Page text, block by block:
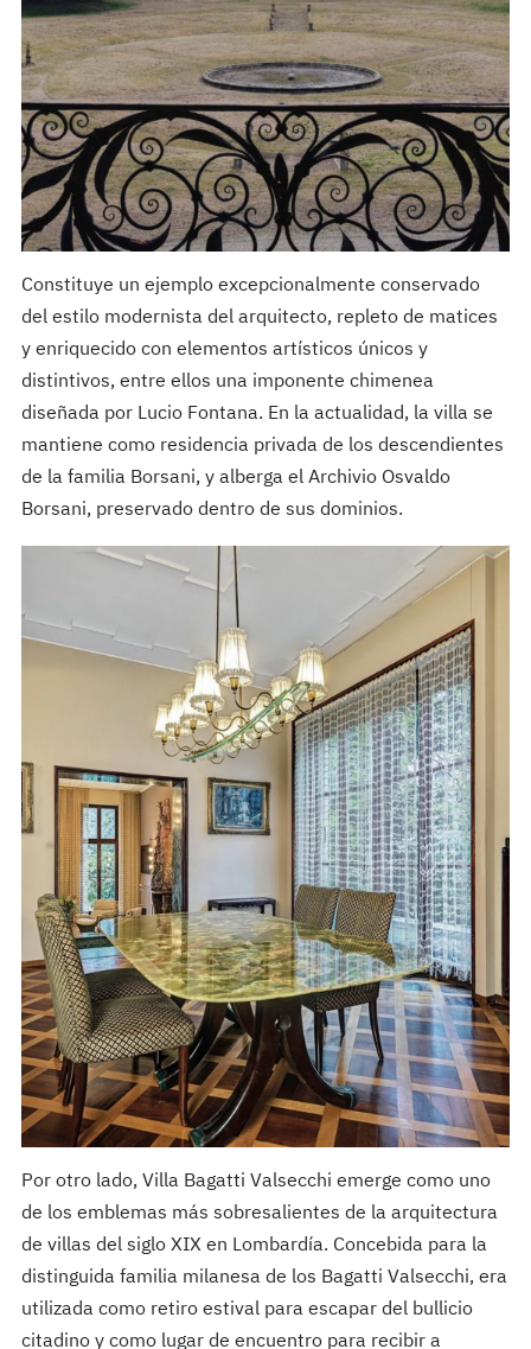
Constituye un ejemplo excepcionalmente conservado
del estilo modernista del arquitecto, repleto de matices
y enriquecido con elementos artísticos únicos y
distintivos, entre ellos una imponente chimenea
diseñada por Lucio Fontana. En la actualidad, la villa se
mantiene como residencia privada de los descendientes
de la familia Borsani, y alberga el Archivio Osvaldo
Borsani, preservado dentro de sus dominios.
Por otro lado, Villa Bagatti Valsecchi emerge como uno
de los emblemas más sobresalientes de la arquitectura
de villas del siglo XIX en Lombardía. Concebida para la
distinguida familia milanesa de los Bagatti Valsecchi, era
utilizada como retiro estival para escapar del bullicio
citadino y como lugar de encuentro para recibir a